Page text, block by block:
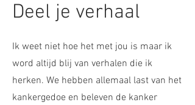
Deel je verhaal
Ik weet niet hoe het met jou is maar ik
word altijd blij van verhalen die ik
herken. We hebben allemaal last van het
kankergedoe en beleven de kanker